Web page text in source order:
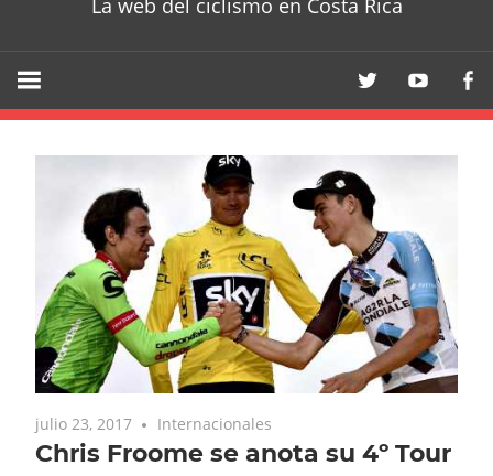
La web del ciclismo en Costa Rica
julio 23, 2017 Internacionales
Chris Froome se anota su 4º Tour